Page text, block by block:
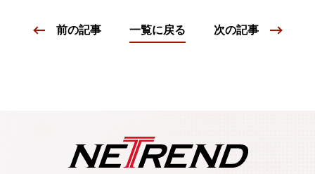
前の記事 一覧に戻る 次の記事